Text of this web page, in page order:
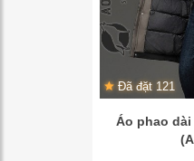
Đã đặt 121
Áo phao